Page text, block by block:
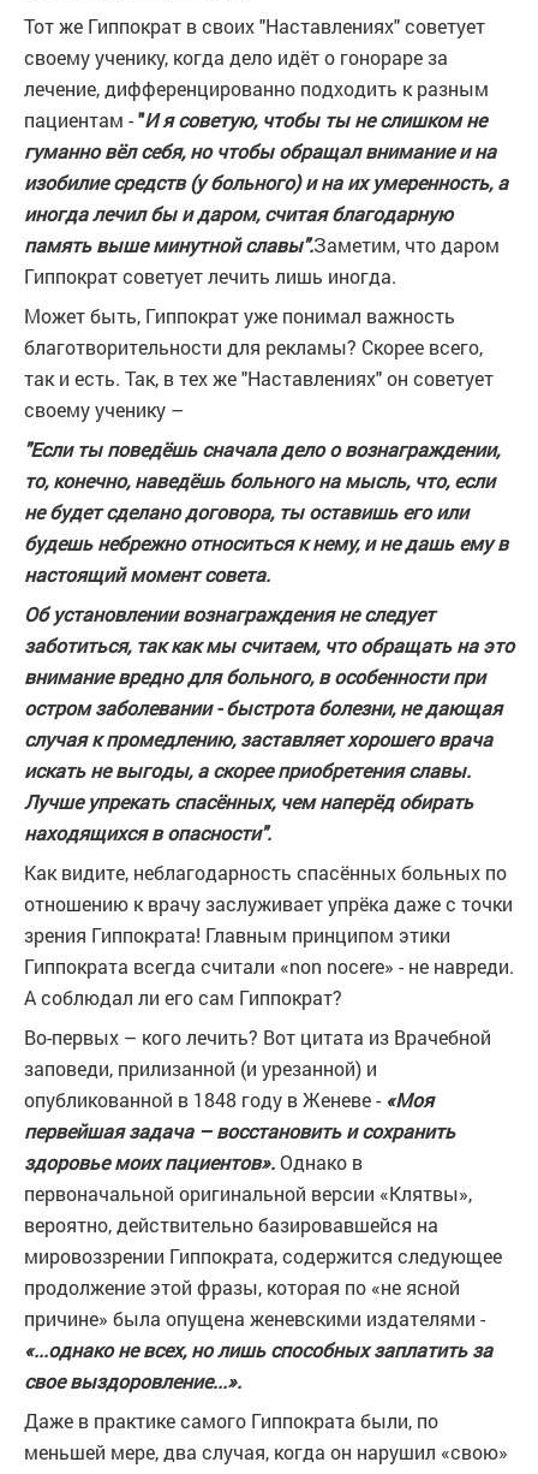
Тот же Гиппократ в своих "Наставлениях" советует
своему ученику, когда дело идёт о гонораре за
лечение, дифференцированно подходить к разным
пациентам -"И я советую, чтобы ты не слишком не
гуманно вёл себя, но чтобы обращал внимание и на
изобилие средств (у больного) и на их умеренность, а
иногда лечил бы и даром, считая благодарную
память выше минутной славы".Заметим, что даром
Гиппократ советует лечить лишь иногда.
Может быть, Гиппократ уже понимал важность
благотворительности для рекламы? Скорее всего,
так и есть. Так, в тех же "Наставлениях" он советует
своему ученику –
"Если ты поведёшь сначала дело о вознаграждении,
то, конечно, наведёшь больного на мысль, что, если
не будет сделано договора, ты оставишь его или
будешь небрежно относиться к нему, и не дашь ему в
настоящий момент совета.
Об установлении вознаграждения не следует
заботиться, так как мы считаем, что обращать на это
внимание вредно для больного, в особенности при
остром заболевании - быстрота болезни, не дающая
случая к промедлению, заставляет хорошего врача
искать не выгоды, а скорее приобретения славы.
Лучше упрекать спасённых, чем наперёд обирать
находящихся в опасности".
Как видите, неблагодарность спасённых больных по
отношению к врачу заслуживает упрёка даже с точки
зрения Гиппократа! Главным принципом этики
Гиппократа всегда считали «non nocere» - не навреди.
А соблюдал ли его сам Гиппократ?
Во-первых – кого лечить? Вот цитата из Врачебной
заповеди, прилизанной (и урезанной) и
опубликованной в 1848 году в Женеве - «Моя
первейшая задача – восстановить и сохранить
здоровье моих пациентов». Однако в
первоначальной оригинальной версии «Клятвы»,
вероятно, действительно базировавшейся на
мировоззрении Гиппократа, содержится следующее
продолжение этой фразы, которая по «не ясной
причине» была опущена женевскими издателями -
«...однако не всех, но лишь способных заплатить за
свое выздоровление...».
Даже в практике самого Гиппократа были, по
меньшей мере, два случая, когда он нарушил «свою»